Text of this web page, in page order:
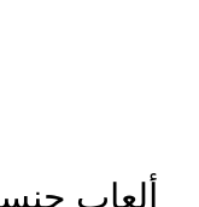
ألعاب